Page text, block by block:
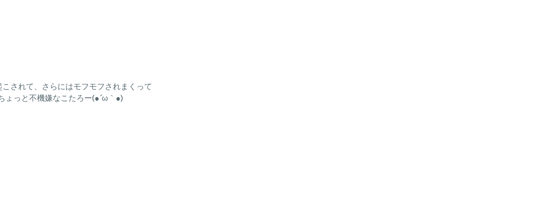
されて、さらにはモフモフされまくって
ょっと不機嫌なこたろー(●´ω｀●)